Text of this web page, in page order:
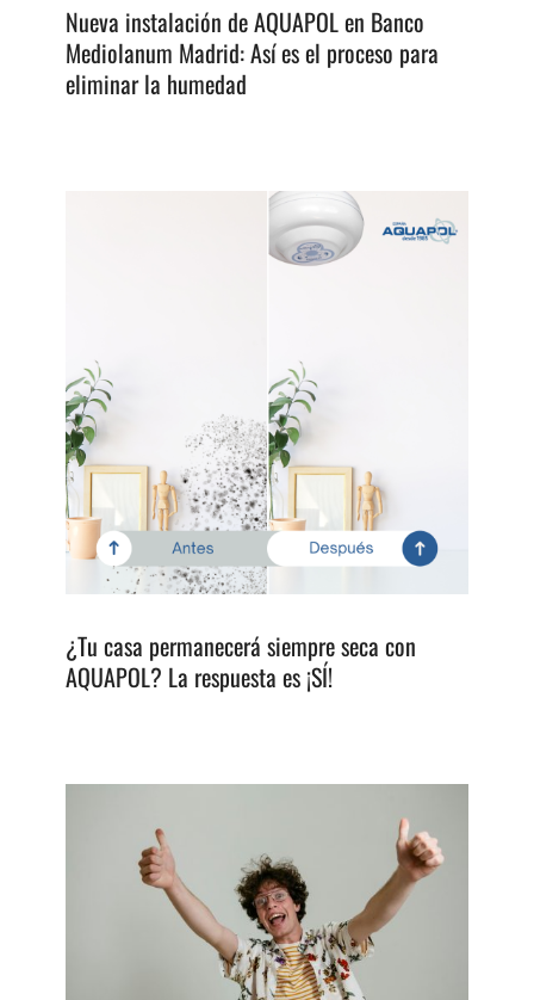
Nueva instalación de AQUAPOL en Banco
Mediolanum Madrid: Así es el proceso para
eliminar la humedad
¿Tu casa permanecerá siempre seca con
AQUAPOL? La respuesta es ¡SÍ!